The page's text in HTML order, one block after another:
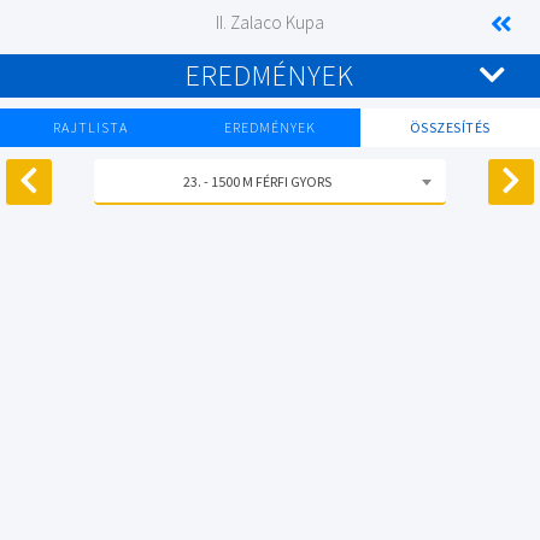
II. Zalaco Kupa
EREDMÉNYEK
RAJTLISTA EREDMÉNYEK ÖSSZESÍTÉS
23. - 1500 M FÉRFI GYORS